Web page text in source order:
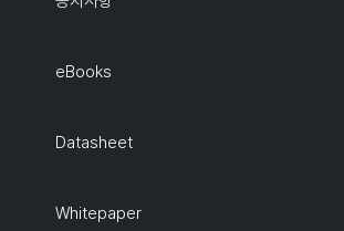
eBooks
Datasheet
Whitepaper